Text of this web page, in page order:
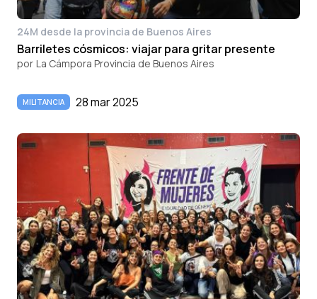
24M desde la provincia de Buenos Aires
Barriletes cósmicos: viajar para gritar presente
por La Cámpora Provincia de Buenos Aires
MILITANCIA 28 mar 2025